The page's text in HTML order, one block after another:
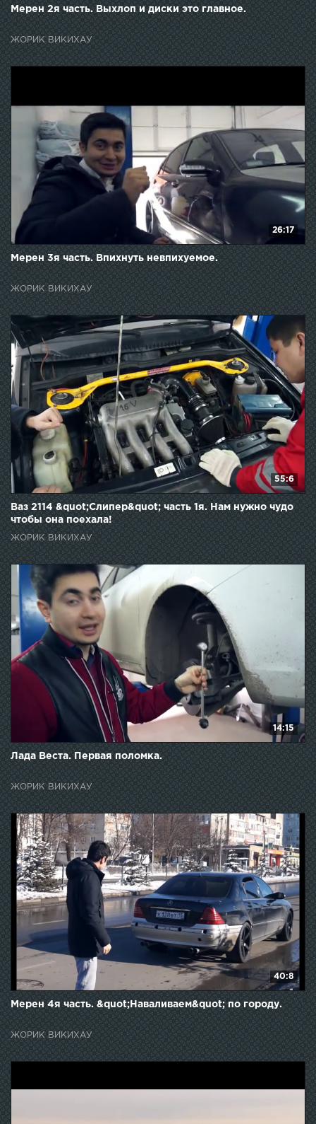
Мерен 2я часть. Выхлоп и диски это главное.
ЖОРИК ВИКИХАУ
26:17
Мерен 3я часть. Впихнуть невпихуемое.
ЖОРИК ВИКИХАУ
55:6
Ваз 2114 &quot;Слипер&quot; часть 1я. Нам нужно чудо
чтобы она поехала!
ЖОРИК ВИКИХАУ
14:15
Лада Веста. Первая поломка.
ЖОРИК ВИКИХАУ
40:8
Мерен 4я часть. &quot;Наваливаем&quot; по городу.
ЖОРИК ВИКИХАУ